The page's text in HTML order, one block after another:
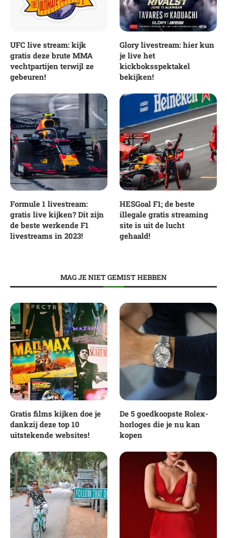
UFC live stream: kijk
gratis deze brute MMA
vechtpartijen terwijl ze
gebeuren!
Glory livestream: hier kun
je live het
kickboksspektakel
bekijken!
Formule 1 livestream:
gratis live kijken? Dit zijn
de beste werkende F1
livestreams in 2023!
HESGoal F1; de beste
illegale gratis streaming
site is uit de lucht
gehaald!
MAG JE NIET GEMIST HEBBEN
Gratis films kijken doe je
dankzij deze top 10
uitstekende websites!
De 5 goedkoopste Rolex-
horloges die je nu kan
kopen